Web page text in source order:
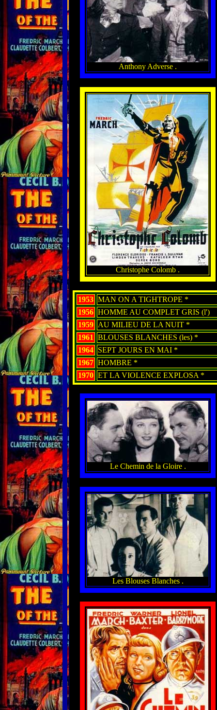
Anthony Adverse .
Christophe Colomb .
1953 MAN ON A TIGHTROPE *
1956 HOMME AU COMPLET GRIS (l')
1959 AU MILIEU DE LA NUIT *
1961
BLOUSES BLANCHES (les) *
1964 SEPT JOURS EN MAI *
1967 HOMBRE *
1970 ET LA VIOLENCE EXPLOSA *
Le Chemin de la Gloire .
Les Blouses Blanches .